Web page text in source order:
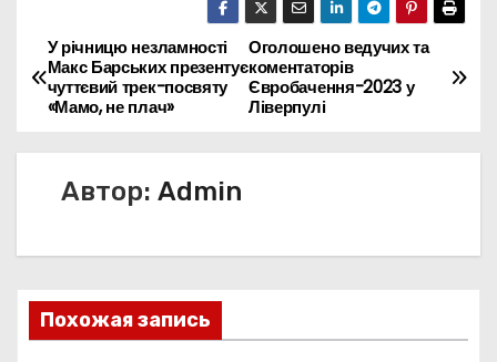
Н
а
в
г
а
ц
Оголошено ведучих та
коментаторів
Євробачення-2023 у
Ліверпулі
У річницю незламності
Макс Барських презентує
чуттєвий трек-посвяту
«Мамо, не плач»
Автор: Admin
Похожая запись